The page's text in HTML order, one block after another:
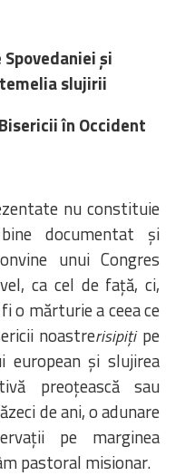
multimediali
del Vescovo
și
slujirii
în Occident
nu constituie
documentat și
unui Congres
ca cel de față, ci,
o mărturie a ceea ce
noastrerisipițipe
european și slujirea
preoțească sau
de ani, o adunare
pe marginea
pastoral misionar.